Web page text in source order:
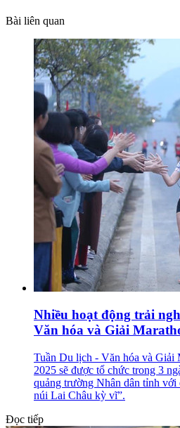
Bài liên quan
Nhiều hoạt động trải
Văn hóa và Giải
Tuần Du lịch - Văn hóa và Giải
2025 sẽ được tổ chức trong 3
quảng trường Nhân dân tỉnh
núi Lai Châu kỳ vĩ”.
Đọc tiếp